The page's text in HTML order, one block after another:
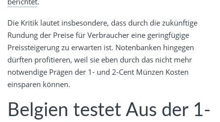
Die Kritik lautet insbesondere, dass durch die zukünftige
Rundung der Preise für Verbraucher eine geringfügige
Preissteigerung zu erwarten ist. Notenbanken hingegen
dürften profitieren, weil sie eben durch das nicht mehr
notwendige Prägen der 1- und 2-Cent Münzen Kosten
einsparen können.
Belgien testet Aus der 1-